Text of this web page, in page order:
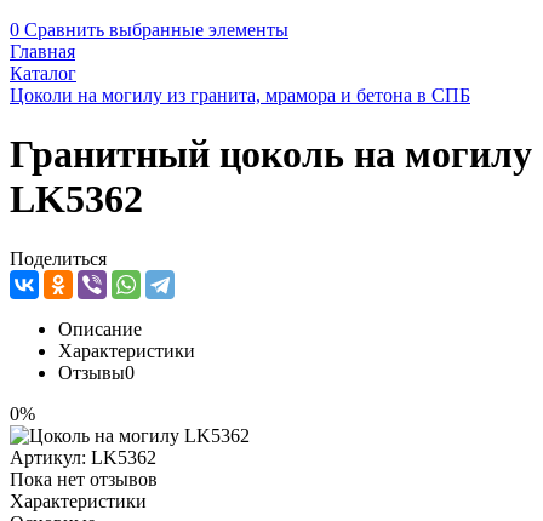
0 Сравнить выбранные элементы
Главная
Каталог
Цоколи на могилу из гранита, мрамора и бетона в СПБ
Гранитный цоколь на могилу
LK5362
Поделиться
Описание
Характеристики
Отзывы0
0%
Артикул: LK5362
Пока нет отзывов
Характеристики